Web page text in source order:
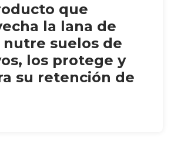
que
la lana de
nutre suelos de
los protege y
su retención de